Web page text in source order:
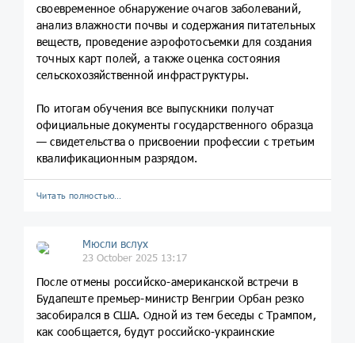
своевременное обнаружение очагов заболеваний,
анализ влажности почвы и содержания питательных
веществ, проведение аэрофотосъемки для создания
точных карт полей, а также оценка состояния
сельскохозяйственной инфраструктуры.
По итогам обучения все выпускники получат
официальные документы государственного образца
— свидетельства о присвоении профессии с третьим
квалификационным разрядом.
Читать полностью…
Мюсли вслух
23 October 2025 13:17
После отмены российско-американской встречи в
Будапеште премьер-министр Венгрии Орбан резко
засобирался в США. Одной из тем беседы с Трампом,
как сообщается, будут российско-украинские